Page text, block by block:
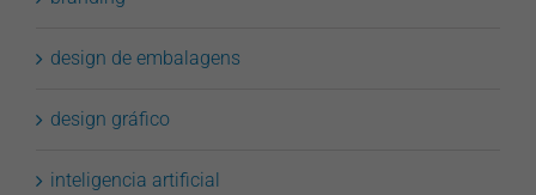
design de embalagens
design gráfico
inteligencia artificial